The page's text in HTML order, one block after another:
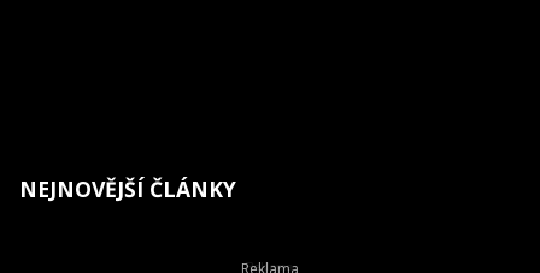
NEJNOVĚJŠÍ ČLÁNKY